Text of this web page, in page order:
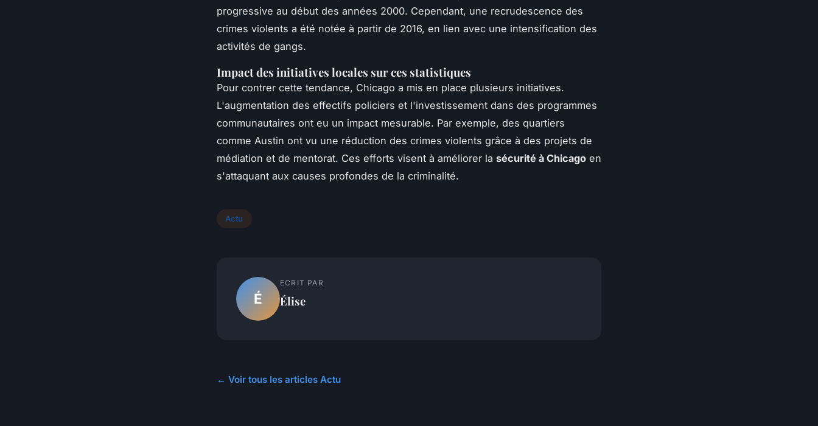
progressive au début des années 2000. Cependant, une recrudescence des
crimes violents a été notée à partir de 2016, en lien avec une intensification des
activités de gangs.
Impact des initiatives locales sur ces statistiques
Pour contrer cette tendance, Chicago a mis en place plusieurs initiatives.
L'augmentation des effectifs policiers et l'investissement dans des programmes
communautaires ont eu un impact mesurable. Par exemple, des quartiers
comme Austin ont vu une réduction des crimes violents grâce à des projets de
médiation et de mentorat. Ces efforts visent à améliorer la sécurité à Chicago en
s'attaquant aux causes profondes de la criminalité.
Actu
É
ECRIT PAR
Élise
← Voir tous les articles Actu